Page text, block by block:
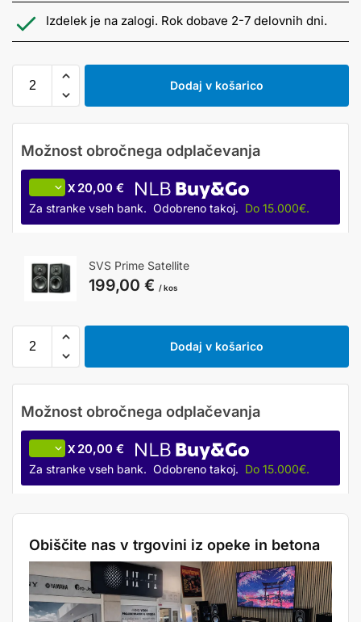
Izdelek je na zalogi. Rok dobave 2-7 delovnih dni.
Dodaj v košarico
X 20,00 €
Za stranke vseh bank. Odobreno takoj. Do 15.000€.
SVS Prime Satellite
199,00 € / kos
Dodaj v košarico
X 20,00 €
Za stranke vseh bank. Odobreno takoj. Do 15.000€.
Obiščite nas v trgovini iz opeke in betona